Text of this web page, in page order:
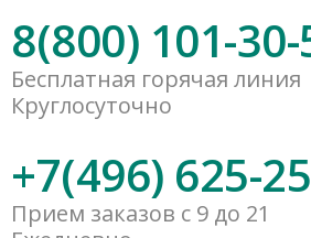
8(800) 101-
Бесплатная горячая линия
Круглосуточно
+7(496) 625-
Прием заказов с 9 до 21